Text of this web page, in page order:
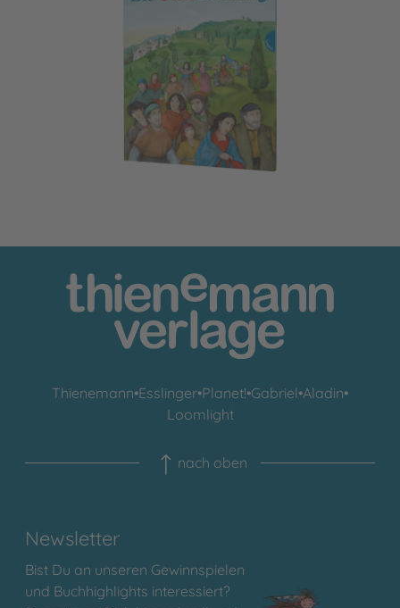
Thienemann•Esslinger•Planet!•Gabriel•Aladin•
Loomlight
nach oben
Newsletter
Bist Du an unseren Gewinnspielen
und Buchhighlights interessiert?